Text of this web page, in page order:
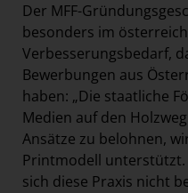
Der MFF-
besonders im
Verbesserungsbedarf,
Bewerbungen aus
haben: „Die staatliche
Medien auf den
Ansätze zu belohnen,
Printmodell unterstützt.
sich diese Praxis nicht